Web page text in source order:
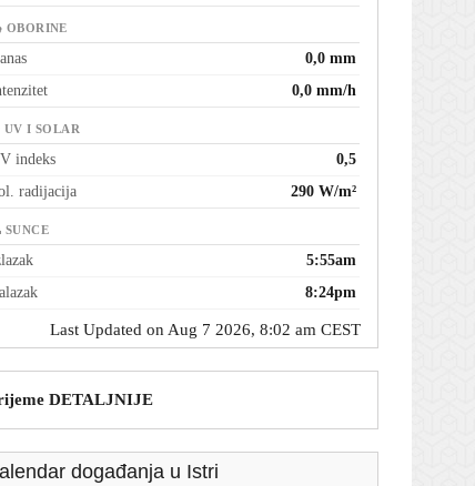
OBORINE
0,0 mm
0,0 mm/h
I SOLAR
indeks
0,5
radijacija
290 W/m²
SUNCE
5:55am
8:24pm
Last Updated on Aug 7 2026, 8:02 am CEST
DETALJNIJE
događanja u Istri